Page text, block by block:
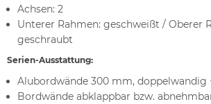
Achsen: 2
Unterer Rahmen: geschweißt / Oberer
geschraubt
Serien-Ausstattung:
Alubordwände 300 mm, doppelwandig
Bordwände abklappbar bzw.